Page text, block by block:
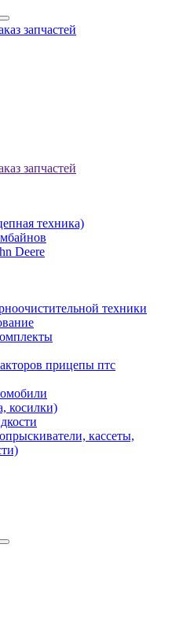
запчастей
запчастей
техника)
Deere
техники
прицепы птс
косилки)
кассеты,